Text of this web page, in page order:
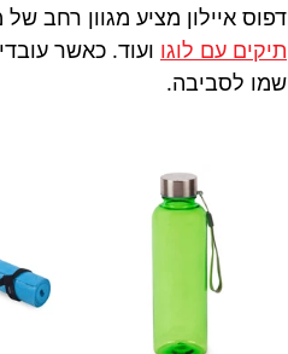
דפוס איילון מציע מגוון רחב
תיקים עם לוגו ועוד. כאשר
שמו לסביבה.